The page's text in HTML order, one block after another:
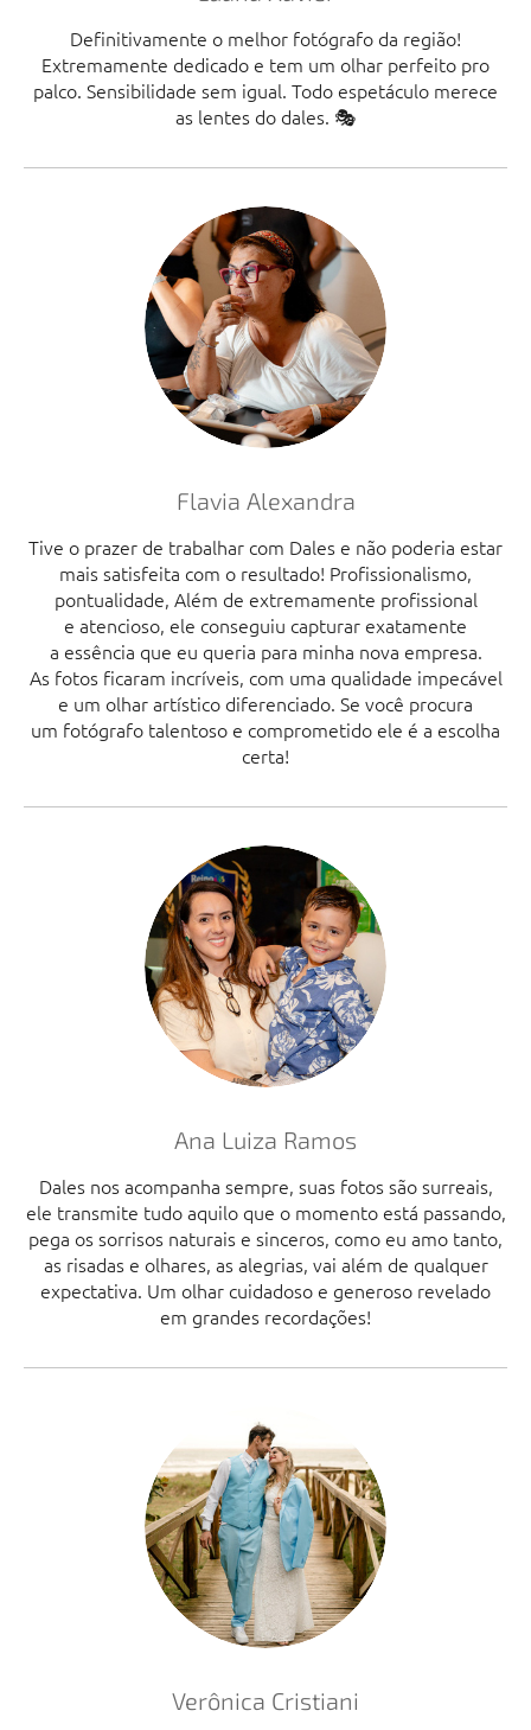
Definitivamente o melhor fotógrafo da região!
Extremamente dedicado e tem um olhar perfeito pro
palco. Sensibilidade sem igual. Todo espetáculo merece
as lentes do dales. 🎭
Flavia Alexandra
Tive o prazer de trabalhar com Dales e não poderia estar
mais satisfeita com o resultado! Profissionalismo,
pontualidade, Além de extremamente profissional
e atencioso, ele conseguiu capturar exatamente
a essência que eu queria para minha nova empresa.
As fotos ficaram incríveis, com uma qualidade impecável
e um olhar artístico diferenciado. Se você procura
um fotógrafo talentoso e comprometido ele é a escolha
certa!
Ana Luiza Ramos
Dales nos acompanha sempre, suas fotos são surreais,
ele transmite tudo aquilo que o momento está passando,
pega os sorrisos naturais e sinceros, como eu amo tanto,
as risadas e olhares, as alegrias, vai além de qualquer
expectativa. Um olhar cuidadoso e generoso revelado
em grandes recordações!
Verônica Cristiani